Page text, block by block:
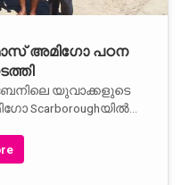
അമിഗോ പഠന
യുവാക്കളുടെ
Scarboroughയില്‍
മൊത്തം 18 പേര്‍